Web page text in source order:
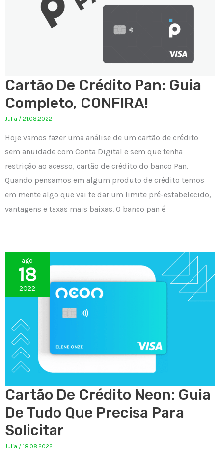
Cartão De Crédito Pan: Guia
Completo, CONFIRA!
Julia / 21.08.2022
Hoje vamos fazer uma análise de um cartão de crédito
sem anuidade com Conta Digital e sem que tenha
restrição ao acesso, cartão de crédito do banco Pan.
Quando pensamos em algum produto de crédito temos
em mente algo que vai te dar um limite pré-estabelecido,
vantagens e taxas mais baixas. O banco pan é
ago
18
2022
Cartão De Crédito Neon: Guia
De Tudo Que Precisa Para
Solicitar
Julia / 18.08.2022